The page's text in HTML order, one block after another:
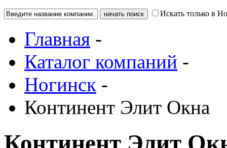
Искать только в
Главная -
Каталог компаний -
Ногинск -
Континент Элит Окна